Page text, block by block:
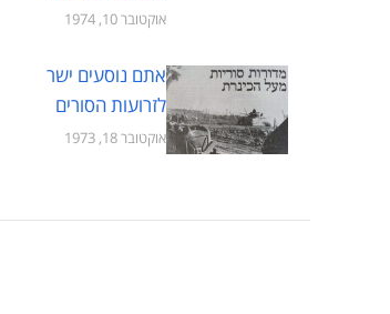
אוקטובר 10, 1974
אתם נוסעים ישר
לזרועות הסורים
אוקטובר 18, 1973